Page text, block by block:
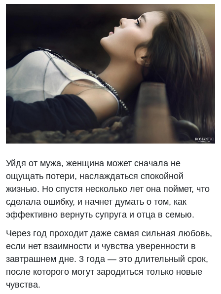
Уйдя от мужа, женщина может сначала не
ощущать потери, наслаждаться спокойной
жизнью. Но спустя несколько лет она поймет, что
сделала ошибку, и начнет думать о том, как
эффективно вернуть супруга и отца в семью.
Через год проходит даже самая сильная любовь,
если нет взаимности и чувства уверенности в
завтрашнем дне. 3 года — это длительный срок,
после которого могут зародиться только новые
чувства.